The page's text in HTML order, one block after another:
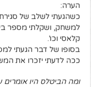
הערה:
כשהגעתי לשלב של
למשחק, ושקלתי מספר
קלאסי וכו'.
בסופו של דבר הגעתי
ככה לדעתי יזכרו את
ומה הביטלס היו אומרים